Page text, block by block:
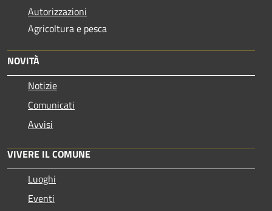
Autorizzazioni
Agricoltura e pesca
NOVITÀ
Notizie
Comunicati
Avvisi
VIVERE IL COMUNE
Luoghi
Eventi